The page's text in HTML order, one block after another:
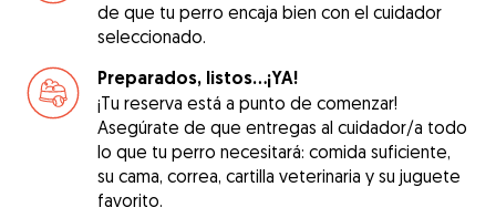
de que tu perro encaja bien con el cuidador
seleccionado.
Preparados, listos...¡YA!
¡Tu reserva está a punto de comenzar!
Asegúrate de que entregas al cuidador/a todo
lo que tu perro necesitará: comida suficiente,
su cama, correa, cartilla veterinaria y su juguete
favorito.